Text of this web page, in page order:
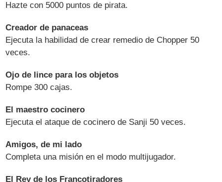
Hazte con 5000 puntos de pirata.
Creador de panaceas
Ejecuta la habilidad de crear remedio de Chopper 50
veces.
Ojo de lince para los objetos
Rompe 300 cajas.
El maestro cocinero
Ejecuta el ataque de cocinero de Sanji 50 veces.
Amigos, de mi lado
Completa una misión en el modo multijugador.
El Rey de los Francotiradores